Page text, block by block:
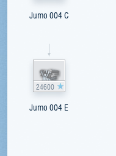
Jumo 004 C
24600
Jumo 004 E